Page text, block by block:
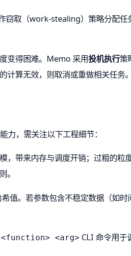
窃取（work-stealing）策略分配
变得困难。Memo 采用投机执行策
算无效，则取消或重做相关任务。
力，需关注以下工程细节：
，带来内存与调度开销；过粗的
。
值。若参数包含不稳定数据（如
<function> <arg> CLI 命令用